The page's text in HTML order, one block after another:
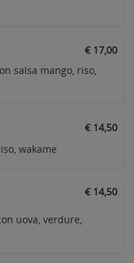
€ 17,00
salsa mango, riso,
€ 14,50
wakame
€ 14,50
uova, verdure,